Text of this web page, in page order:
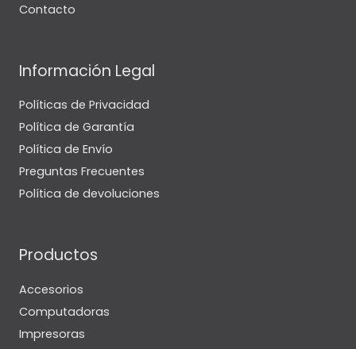
Contacto
Información Legal
Políticas de Privacidad
Política de Garantía
Política de Envío
Preguntas Frecuentes
Política de devoluciones
Productos
Accesorios
Computadoras
Impresoras